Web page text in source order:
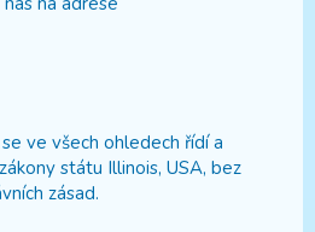
ve všech ohledech řídí a
státu Illinois, USA, bez
zásad.